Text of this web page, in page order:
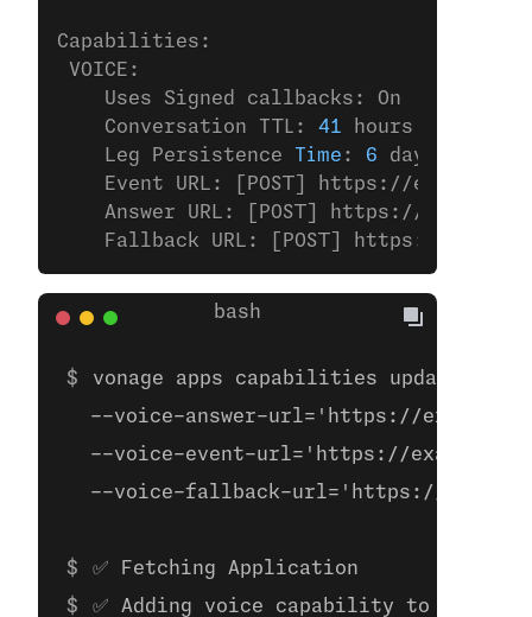
Capabilities:
VOICE:
    Uses Signed callbacks: On
    Conversation TTL:
41 hours
    Leg Persistence
Time : 6 days
    Event URL: [POST] https://example.
    Answer URL: [POST] https://example.
Fallback URL: [POST] https://
vonage apps capabilities update
--voice-answer-url='https://
--voice-event-url='https://
--voice-fallback-url='https://
✅ Fetching Application
✅ Adding voice capability to